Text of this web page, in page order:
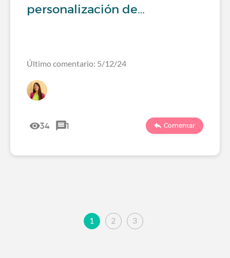
personalización de…
Último comentario: 5/12/24
34 1 Comentar
1 2 3